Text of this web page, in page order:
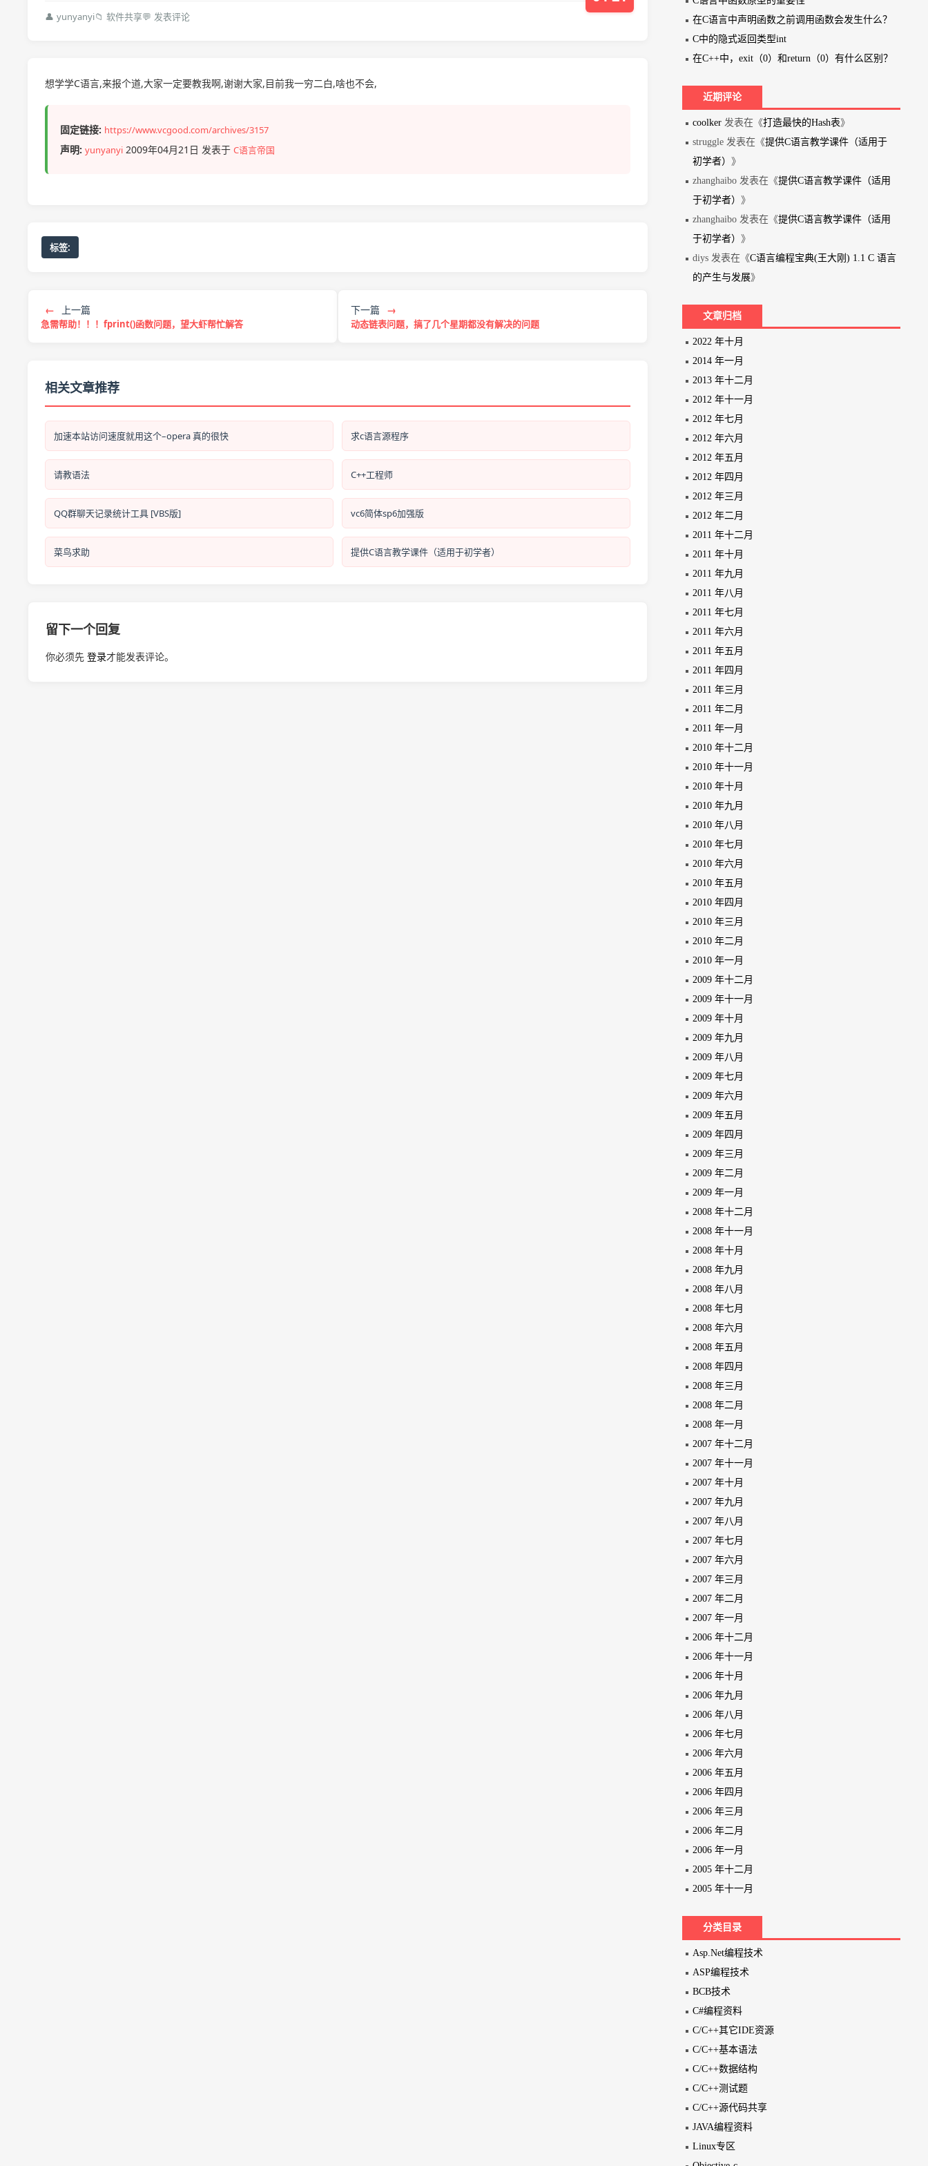
👤 yunyanyi📁 软件共享💬 发表评论
想学学C语言,来报个道,大家一定要教我啊,谢谢大家,目前我一穷二白,啥也不会,
固定链接: https://www.vcgood.com/archives/3157
声明: yunyanyi 2009年04月21日 发表于C语言帝国
标签:
← 上一篇
急需帮助！！！fprint()函数问题，望大虾帮忙解答
下一篇 →
动态链表问题，搞了几个星期都没有解决的问题
相关文章推荐
加速本站访问速度就用这个–opera 真的很快 求c语言源程序
请教语法 C++工程师
QQ群聊天记录统计工具 [VBS版] vc6简体sp6加强版
菜鸟求助 提供C语言教学课件（适用于初学者）
留下一个回复
你必须先登录才能发表评论。
在C语言中声明函数之前调用函数会发生什么？
C中的隐式返回类型int
在C++中，exit（0）和return（0）有什么区别？
近期评论
coolker发表在《打造最快的Hash表》
struggle 发表在《提供C语言教学课件（适用于
初学者） 》
zhanghaibo 发表在《提供C语言教学课件（适用
于初学者） 》
zhanghaibo 发表在《提供C语言教学课件（适用
于初学者） 》
diys 发表在《C语言编程宝典(王大刚) 1.1 C 语言
的产生与发展》
文章归档
2022 年十月
2014 年一月
2013 年十二月
2012 年十一月
2012 年七月
2012 年六月
2012 年五月
2012 年四月
2012 年三月
2012 年二月
2011 年十二月
2011 年十月
2011 年九月
2011 年八月
2011 年七月
2011 年六月
2011 年五月
2011 年四月
2011 年三月
2011 年二月
2011 年一月
2010 年十二月
2010 年十一月
2010 年十月
2010 年九月
2010 年八月
2010 年七月
2010 年六月
2010 年五月
2010 年四月
2010 年三月
2010 年二月
2010 年一月
2009 年十二月
2009 年十一月
2009 年十月
2009 年九月
2009 年八月
2009 年七月
2009 年六月
2009 年五月
2009 年四月
2009 年三月
2009 年二月
2009 年一月
2008 年十二月
2008 年十一月
2008 年十月
2008 年九月
2008 年八月
2008 年七月
2008 年六月
2008 年五月
2008 年四月
2008 年三月
2008 年二月
2008 年一月
2007 年十二月
2007 年十一月
2007 年十月
2007 年九月
2007 年八月
2007 年七月
2007 年六月
2007 年三月
2007 年二月
2007 年一月
2006 年十二月
2006 年十一月
2006 年十月
2006 年九月
2006 年八月
2006 年七月
2006 年六月
2006 年五月
2006 年四月
2006 年三月
2006 年二月
2006 年一月
2005 年十二月
2005 年十一月
分类目录
Asp.Net编程技术
ASP编程技术
BCB技术
C#编程资料
C/C++其它IDE资源
C/C++基本语法
C/C++数据结构
C/C++测试题
C/C++源代码共享
JAVA编程资料
Linux专区